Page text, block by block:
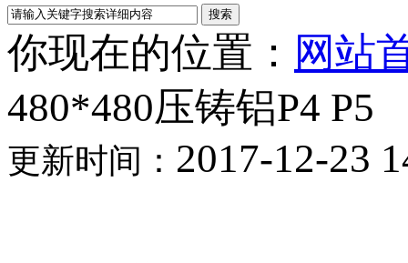
你现在的位置： 网站
480*480压铸铝P4 P5
更新时间： 2017-12-23